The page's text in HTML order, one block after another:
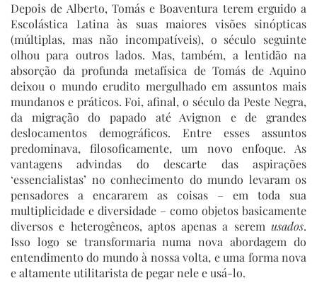
Depois de Alberto, Tomás e Boaventura terem erguido a
Escolástica Latina às suas maiores visões sinópticas
(múltiplas, mas não incompatíveis), o século seguinte
olhou para outros lados. Mas, também, a lentidão na
absorção da profunda metafísica de Tomás de Aquino
deixou o mundo erudito mergulhado em assuntos mais
mundanos e práticos. Foi, afinal, o século da Peste Negra,
da migração do papado até Avignon e de grandes
deslocamentos demográficos. Entre esses assuntos
predominava, filosoficamente, um novo enfoque. As
vantagens advindas do descarte das aspirações
‘essencialistas’ no conhecimento do mundo levaram os
pensadores a encararem as coisas – em toda sua
multiplicidade e diversidade – como objetos basicamente
diversos e heterogêneos, aptos apenas a serem usados.
Isso logo se transformaria numa nova abordagem do
entendimento do mundo à nossa volta, e uma forma nova
e altamente utilitarista de pegar nele e usá-lo.